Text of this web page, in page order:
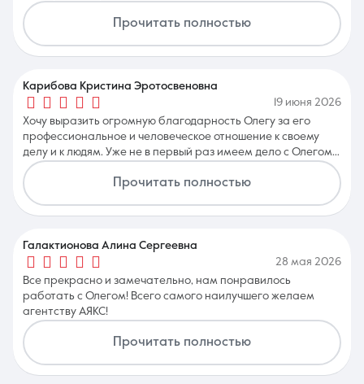
Прочитать полностью
Карибова Кристина Эротосвеновна
19 июня 2026
Хочу выразить огромную благодарность Олегу за его
профессиональное и человеческое отношение к своему
делу и к людям. Уже не в первый раз имеем дело с Олегом и
всегда всё на высшем уровне , очень приятно иметь с ним
дело и в дальнейшем рассчитываем на помощь в
реализации и покупке недвижимости с помощью Олега!
Спасибо Вам огромное за всё!
Прочитать полностью
Галактионова Алина Сергеевна
28 мая 2026
Все прекрасно и замечательно, нам понравилось
работать с Олегом! Всего самого наилучшего желаем
агентству АЯКС!
Прочитать полностью